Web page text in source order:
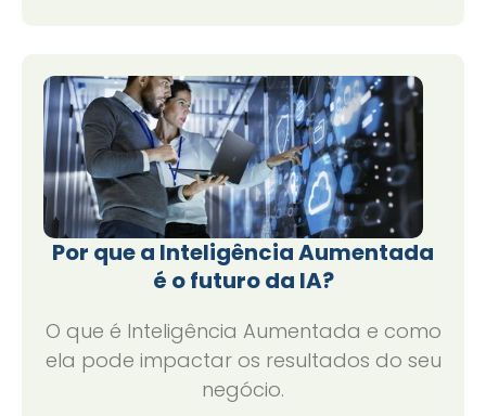
Por que a Inteligência Aumentada
é o futuro da IA?
O que é Inteligência Aumentada e como
ela pode impactar os resultados do seu
negócio.